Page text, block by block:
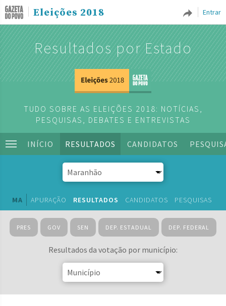
Entrar
Eleições 2018
Resultados por Estado
TUDO SOBRE AS ELEIÇÕES 2018: NOTÍCIAS,
PESQUISAS, DEBATES E ENTREVISTAS
INÍCIO RESULTADOS CANDIDATOS
MA APURAÇÃO RESULTADOS CANDIDATOS PESQUISAS
PRES GOV SEN DEP. ESTADUAL DEP. FEDERAL
Resultados da votação por município: